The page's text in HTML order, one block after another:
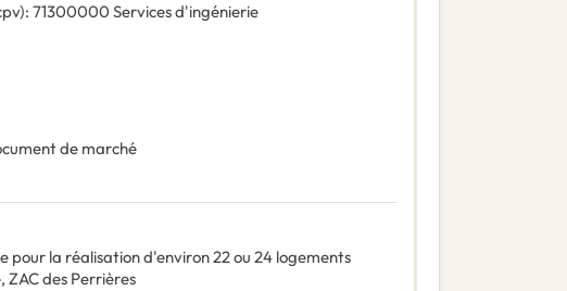
): 71300000 Services d'ingénierie
de marché
pour la réalisation d'environ 22 ou 24 logements
des Perrières